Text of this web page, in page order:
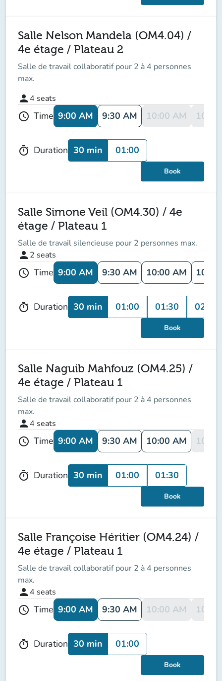
Salle Nelson Mandela (OM4.04) /
4e étage / Plateau 2
Salle de travail collaboratif pour 2 à 4 personnes
max.
person 4 seats
schedule Time 9:00 AM 9:30 AM 10:00 AM
timer Duration 30 min 01:00
Book
Salle Simone Veil (OM4.30) / 4e
étage / Plateau 1
Salle de travail silencieuse pour 2 personnes max.
person 2 seats
schedule Time 9:00 AM 9:30 AM 10:00 AM
timer Duration 30 min 01:00 01:30 02:00
Book
Salle Naguib Mahfouz (OM4.25) /
4e étage / Plateau 1
Salle de travail collaboratif pour 2 à 4 personnes
max.
person 4 seats
schedule Time 9:00 AM 9:30 AM 10:00 AM
timer Duration 30 min 01:00 01:30
Book
Salle Françoise Héritier (OM4.24) /
4e étage / Plateau 1
Salle de travail collaboratif pour 2 à 4 personnes
max.
person 4 seats
schedule Time 9:00 AM 9:30 AM 10:00 AM
timer Duration 30 min 01:00
Book